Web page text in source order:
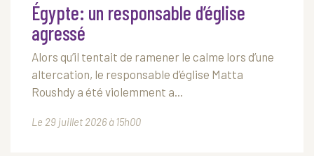
Égypte: un responsable d’église
agressé
Alors qu’il tentait de ramener le calme lors d’une
altercation, le responsable d’église Matta
Roushdy a été violemment a...
Le 29 juillet 2026 à 15h00